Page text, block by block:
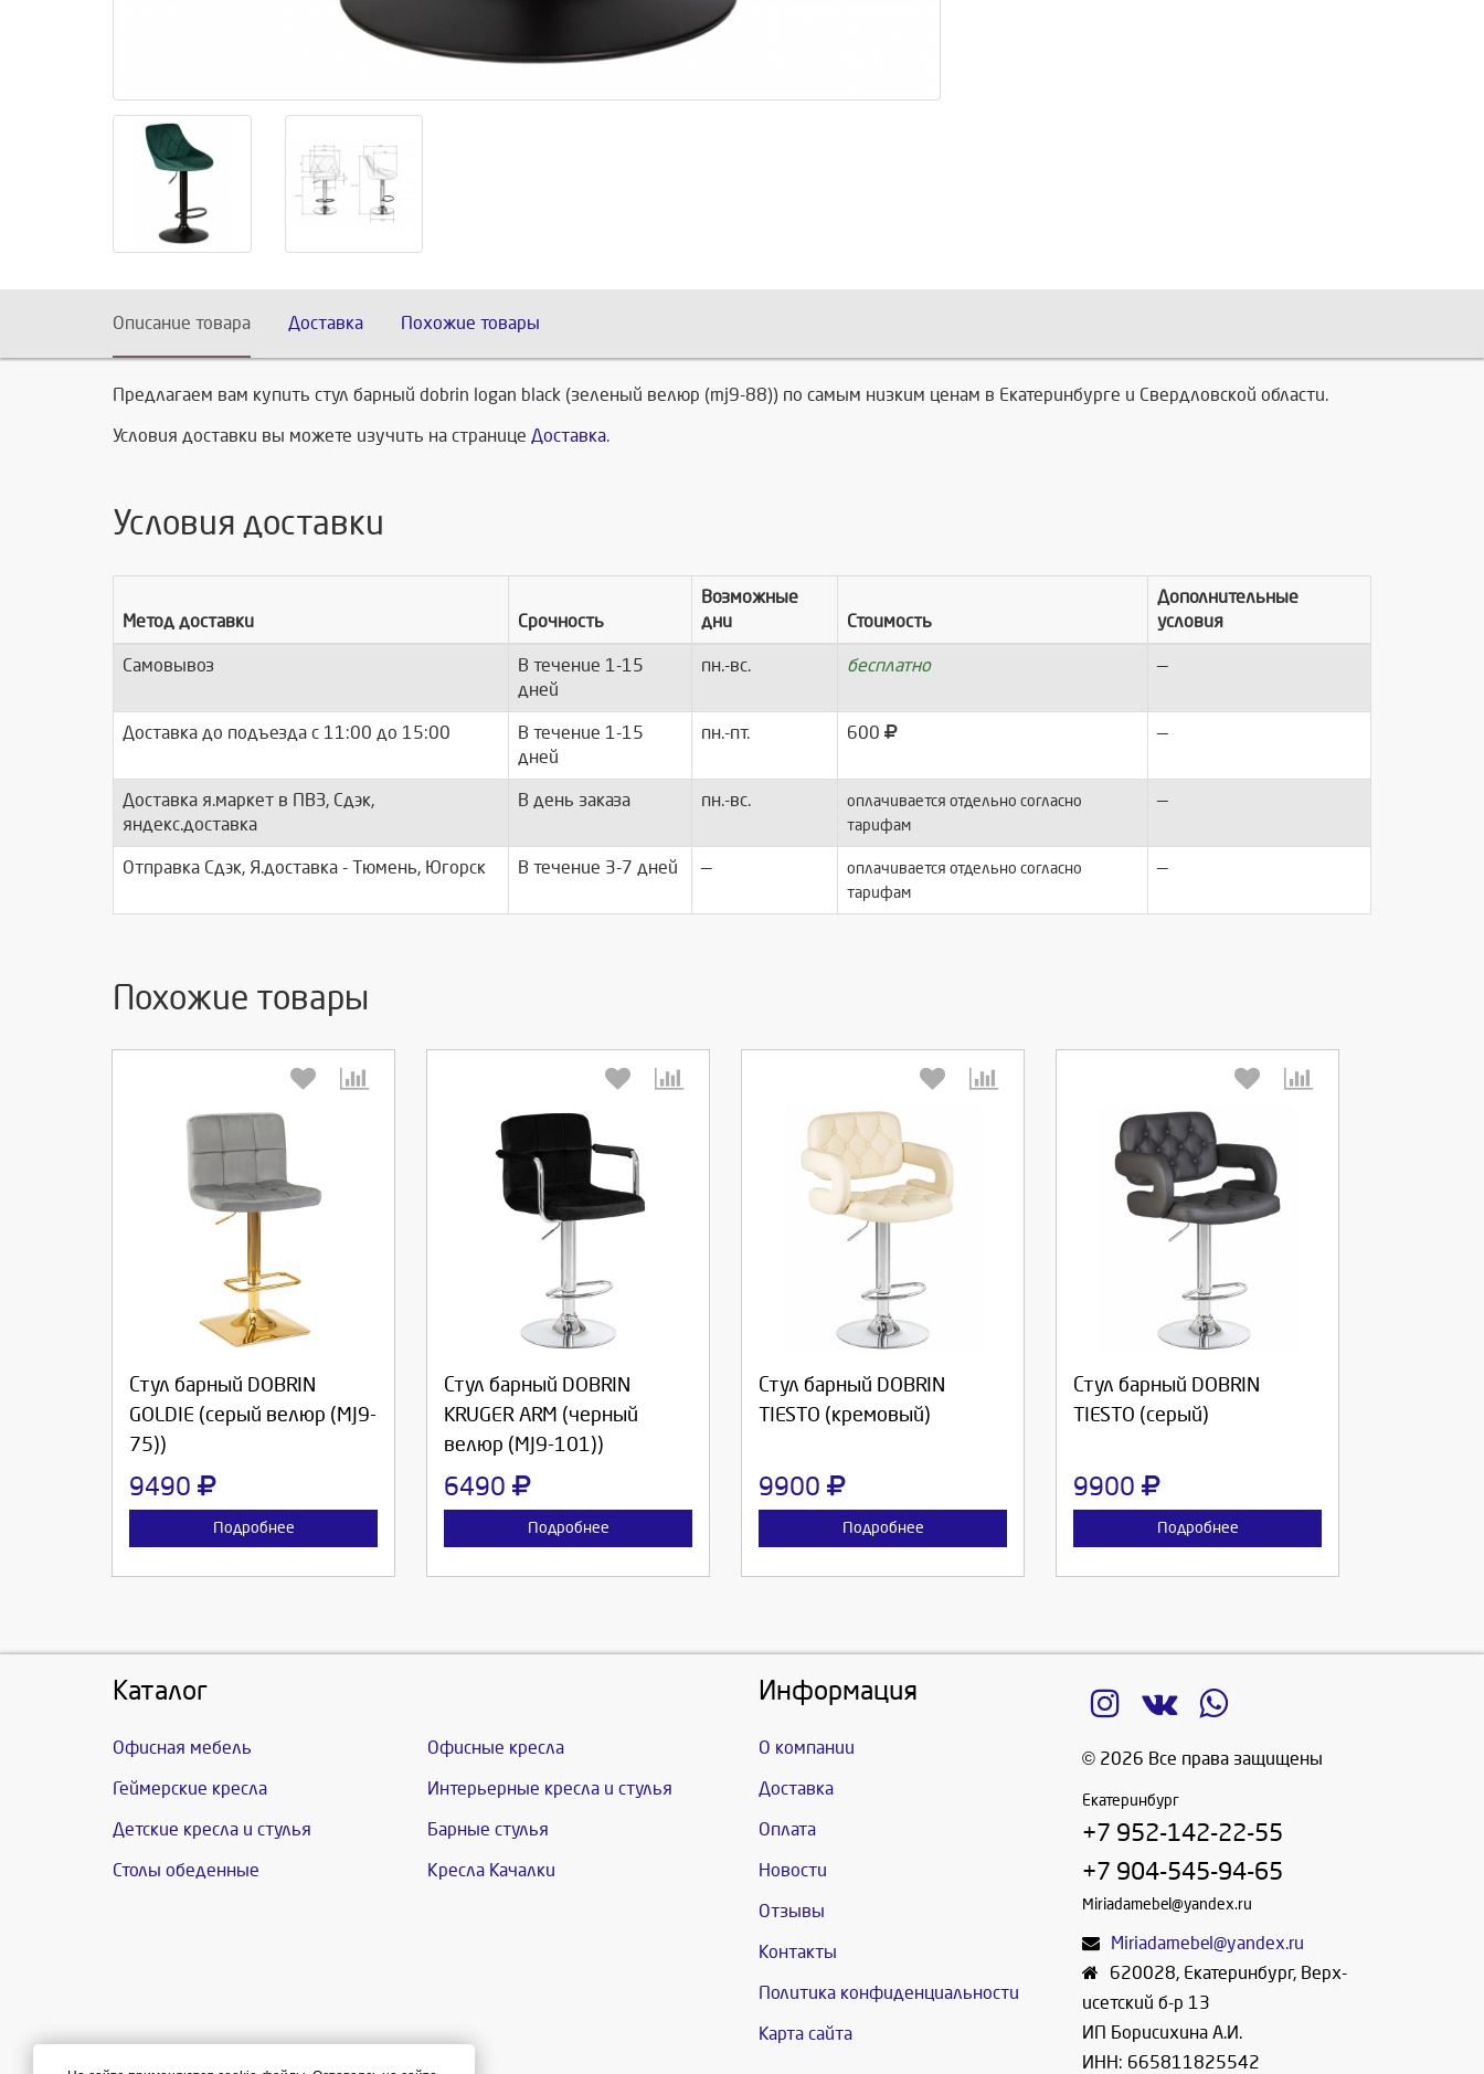
Описание товара Доставка Похожие товары
Предлагаем вам купить стул барный dobrin logan black (зеленый велюр (mj9-88)) по самым низким ценам в Екатеринбурге и Свердловской области.
Условия доставки вы можете изучить на странице Доставка.
Условия доставки
Метод доставки Срочность
Возможные
дни
Стоимость
Дополнительные
условия
Самовывоз
В течение 1-15
дней
пн.-вс. бесплатно —
Доставка до подъезда c 11:00 до 15:00
В течение 1-15
дней
пн.-пт. 600 —
Доставка я.маркет в ПВЗ, Сдэк,
яндекс.доставка
В день заказа пн.-вс.
оплачивается отдельно согласно
тарифам
—
Отправка Сдэк, Я.доставка - Тюмень, Югорск В течение 3-7 дней —
оплачивается отдельно согласно
тарифам
—
Похожие товары
Стул барный DOBRIN
GOLDIE (серый велюр (MJ9-
75))
9490
Подробнее
Выберите количество:
Стул барный DOBRIN
KRUGER ARM (черный
велюр (MJ9-101))
6490
Подробнее
Стул барный DOBRIN
TIESTO (кремовый)
9900
Подробнее
Стул барный DOBRIN
TIESTO (серый)
9900
Подробнее
Каталог
Офисная мебель Офисные кресла
Геймерские кресла Интерьерные кресла и стулья
Детские кресла и стулья Барные стулья
Столы обеденные Кресла Качалки
Информация
О компании
Доставка
Оплата
Новости
Отзывы
Контакты
Политика конфиденциальности
Карта сайта
© 2026 Все права защищены
Екатеринбург
+7 952-142-22-55
+7 904-545-94-65
Miriadamebel@yandex.ru
Miriadamebel@yandex.ru
620028, Екатеринбург, Верх-
исетский б-р 13
ИП Борисихина А.И.
ИНН: 665811825542